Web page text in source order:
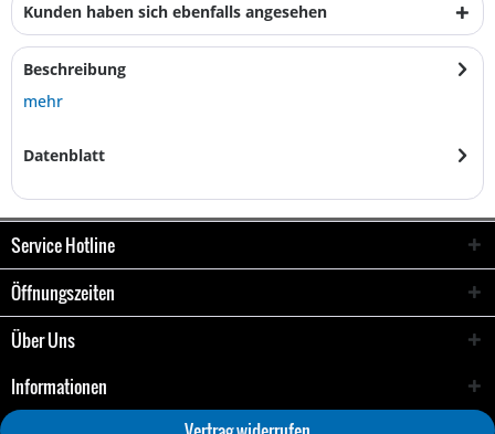
Kunden haben sich ebenfalls angesehen
Beschreibung
mehr
Datenblatt
Service Hotline
Öffnungszeiten
Über Uns
Informationen